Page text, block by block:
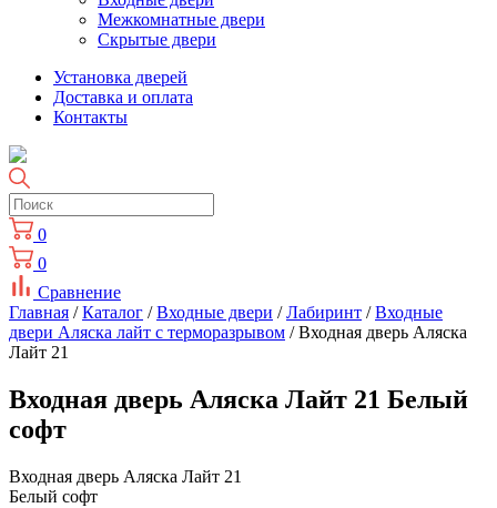
Межкомнатные двери
Скрытые двери
Установка дверей
Доставка и оплата
Контакты
0
0
Сравнение
Главная /Каталог /Входные двери /Лабиринт /Входные
двери Аляска лайт с терморазрывом / Входная дверь Аляска
Лайт 21
Входная дверь Аляска Лайт 21 Белый
софт
Входная дверь Аляска Лайт 21
Белый софт